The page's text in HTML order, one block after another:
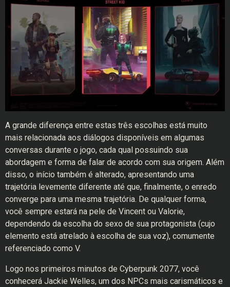
A grande diferença entre estas três escolhas está muito
mais relacionada aos diálogos disponíveis em algumas
conversas durante o jogo, cada qual possuindo sua
abordagem e forma de falar de acordo com sua origem. Além
disso, o início também é alterado, apresentando uma
trajetória levemente diferente até que, finalmente, o enredo
converge para uma mesma trajetória. De qualquer forma,
você sempre estará na pele de Vincent ou Valorie,
dependendo da escolha do sexo de sua protagonista (cujo
elemento está atrelado à escolha de sua voz), comumente
referenciado como V.
Logo nos primeiros minutos de Cyberpunk 2077, você
conhecerá Jackie Welles, um dos NPCs mais carismáticos e